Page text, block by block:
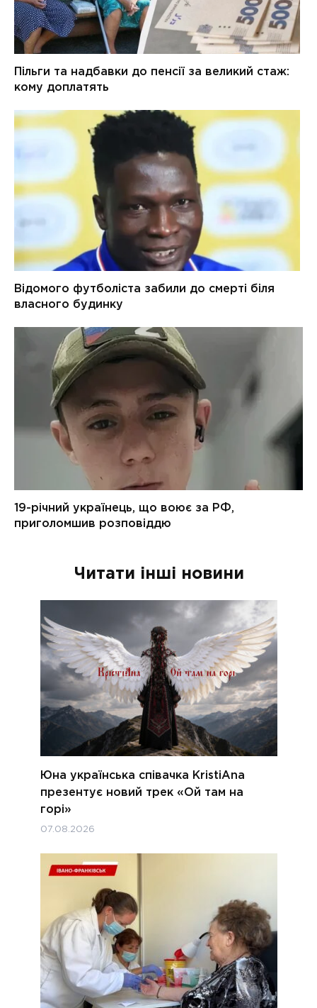
Читати інші новини
Юна українська співачка KristiAna
презентує новий трек «Ой там на
горі»
07.08.2026